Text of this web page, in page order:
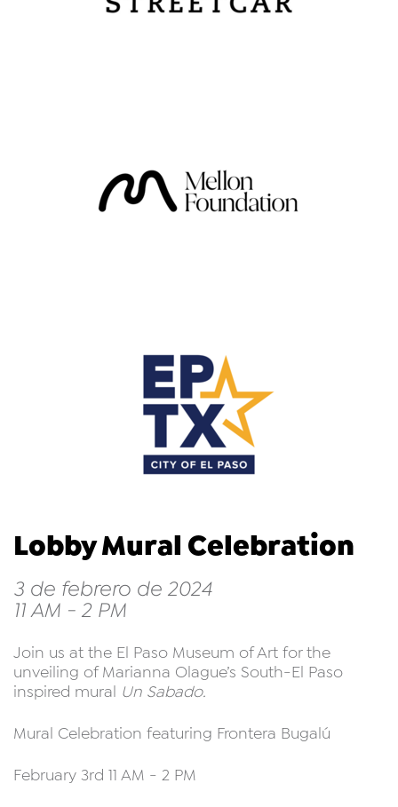
Lobby Mural Celebration
3 de febrero de 2024
11 AM - 2 PM
Join us at the El Paso Museum of Art for the
unveiling of Marianna Olague’s South-El Paso
inspired mural Un Sabado.
Mural Celebration featuring Frontera Bugalú
February 3rd 11 AM - 2 PM